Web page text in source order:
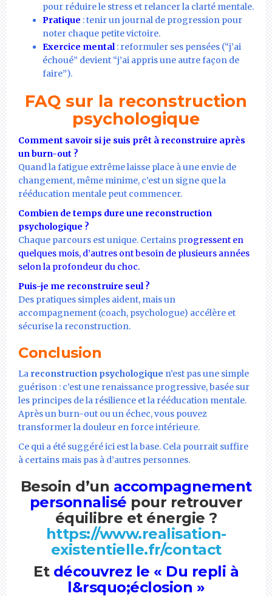
pour réduire le stress et relancer la clarté mentale.
Pratique : tenir un journal de progression pour
noter chaque petite victoire.
Exercice mental: reformuler ses pensées (“j’ai
échoué” devient “j’ai appris une autre façon de
faire”).
FAQ sur la reconstruction
psychologique
Comment savoir si je suis prêt à reconstruire après
un burn-out ?
Quand la fatigue extrême laisse place à une envie de
changement, même minime, c’est un signe que la
rééducation mentale peut commencer.
Combien de temps dure une reconstruction
psychologique ?
Chaque parcours est unique. Certains progressent en
quelques mois, d’autres ont besoin de plusieurs années
selon la profondeur du choc.
Puis-je me reconstruire seul ?
Des pratiques simples aident, mais un
accompagnement (coach, psychologue) accélère et
sécurise la reconstruction.
Conclusion
La reconstruction psychologique n’est pas une simple
guérison : c’est une renaissance progressive, basée sur
les principes de la résilience et la rééducation mentale.
Après un burn-out ou un échec, vous pouvez
transformer la douleur en force intérieure.
Ce qui a été suggéré ici est la base. Cela pourrait suffire
à certains mais pas à d’autres personnes.
Besoin d’un accompagnement
personnalisé pour retrouver
équilibre et énergie ?
https://www.realisation-
existentielle.fr/contact
Et découvrez le « Du repli à
l&rsquo;éclosion »